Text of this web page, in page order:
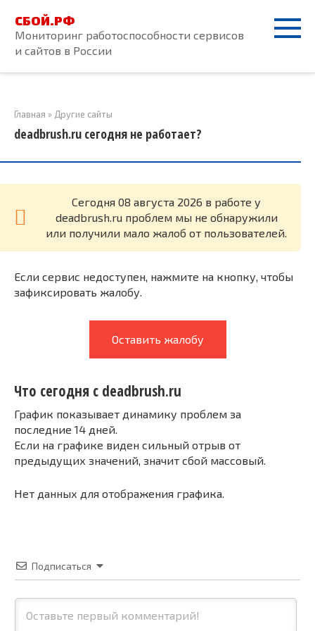
контенту
СБОЙ.РФ
Мониторинг работоспособности сервисов
и сайтов в России
Главная » Другие сайты
deadbrush.ru сегодня не работает?
Cегодня 08 августа 2026 в работе у
deadbrush.ru проблем мы не обнаружили
или получили мало жалоб от пользователей.
Если сервис недоступен, нажмите на кнопку, чтобы
зафиксировать жалобу.
Оставить жалобу
Что сегодня с deadbrush.ru
График показывает динамику проблем за
последние 14 дней.
Если на графике виден сильный отрыв от
предыдущих значений, значит сбой массовый.
Нет данных для отображения графика.
Подписаться